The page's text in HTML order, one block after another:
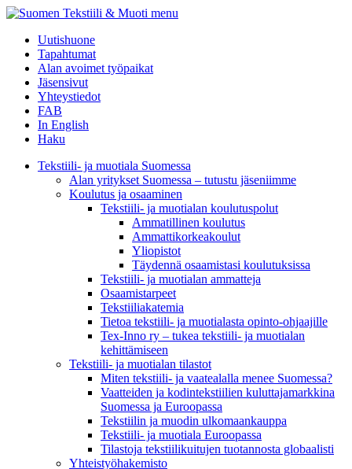
menu
Uutishuone
Tapahtumat
Alan avoimet työpaikat
Jäsensivut
Yhteystiedot
FAB
In English
Haku
Tekstiili- ja muotiala Suomessa
Alan yritykset Suomessa – tutustu jäseniimme
Koulutus ja osaaminen
Tekstiili- ja muotialan koulutuspolut
Ammatillinen koulutus
Ammattikorkeakoulut
Yliopistot
Täydennä osaamistasi koulutuksissa
Tekstiili- ja muotialan ammatteja
Osaamistarpeet
Tekstiiliakatemia
Tietoa tekstiili- ja muotialasta opinto-ohjaajille
Tex-Inno ry – tukea tekstiili- ja muotialan
kehittämiseen
Tekstiili- ja muotialan tilastot
Miten tekstiili- ja vaatealalla menee Suomessa?
Vaatteiden ja kodintekstiilien kuluttajamarkkina
Suomessa ja Euroopassa
Tekstiilin ja muodin ulkomaankauppa
Tekstiili- ja muotiala Euroopassa
Tilastoja tekstiilikuitujen tuotannosta globaalisti
Yhteistyö­hakemisto